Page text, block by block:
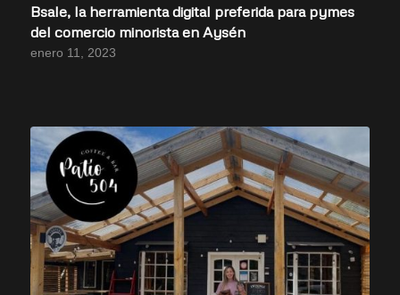
Bsale, la herramienta digital preferida para pymes
del comercio minorista en Aysén
enero 11, 2023